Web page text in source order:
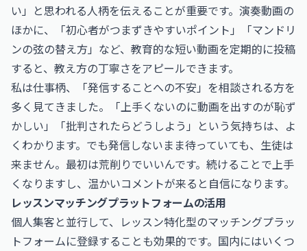
い」と思われる人柄を伝えることが重要です。演奏動画の
ほかに、「初心者がつまずきやすいポイント」「マンドリ
ンの弦の替え方」など、教育的な短い動画を定期的に投稿
すると、教え方の丁寧さをアピールできます。
私は仕事柄、「発信することへの不安」を相談される方を
多く見てきました。「上手くないのに動画を出すのが恥ず
かしい」「批判されたらどうしよう」という気持ちは、よ
くわかります。でも発信しないまま待っていても、生徒は
来ません。最初は荒削りでいいんです。続けることで上手
くなりますし、温かいコメントが来ると自信になります。
レッスンマッチングプラットフォームの活用
個人集客と並行して、レッスン特化型のマッチングプラッ
トフォームに登録することも効果的です。国内にはいくつ